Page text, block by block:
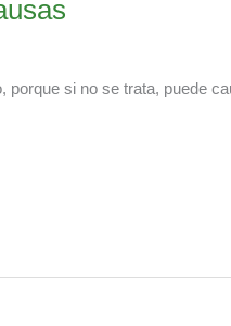
si no se trata, puede